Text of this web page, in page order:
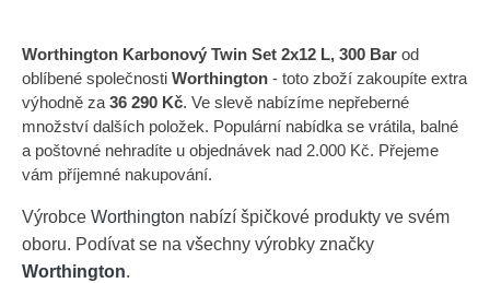
Worthington Karbonový Twin Set 2x12 L, 300 Bar od
oblíbené společnosti Worthington - toto zboží zakoupíte extra
výhodně za 36 290 Kč. Ve slevě nabízíme nepřeberné
množství dalších položek. Populární nabídka se vrátila, balné
a poštovné nehradíte u objednávek nad 2.000 Kč. Přejeme
vám příjemné nakupování.
Výrobce Worthington nabízí špičkové produkty ve svém
oboru. Podívat se na všechny výrobky značky
Worthington.